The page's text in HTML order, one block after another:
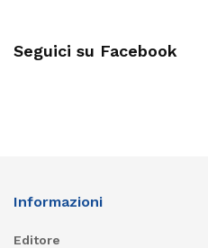
Seguici su Facebook
Informazioni
Editore